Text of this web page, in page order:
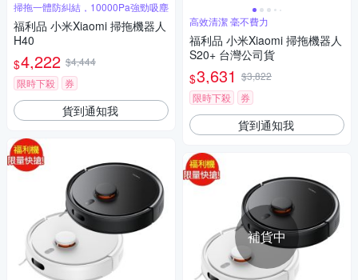
掃拖一體防糾結，10000Pa強勁吸塵
福利品 小米Xiaomi 掃拖機器人
H40
$4,222 $4,444
限時下殺
券
貨到通知我
高效清潔 毫不費力
福利品 小米Xiaomi 掃拖機器人
S20+ 台灣公司貨
$3,631 $3,822
限時下殺
券
貨到通知我
補貨中